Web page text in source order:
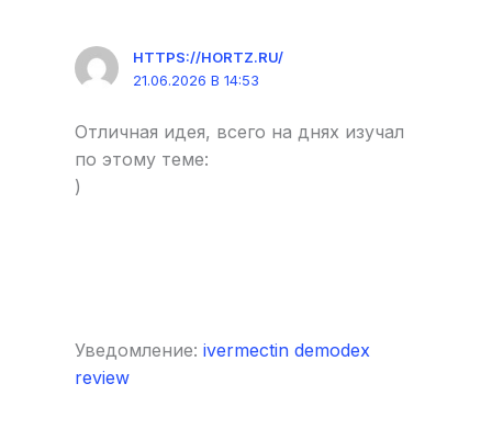
HTTPS://HORTZ.RU/
21.06.2026 В 14:53
Отличная идея, всего на днях изучал
по этому теме:
)
Уведомление: ivermectin demodex
review